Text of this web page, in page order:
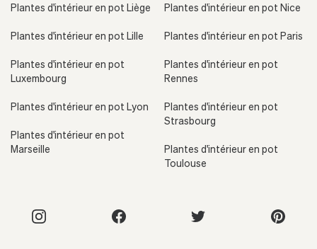
Plantes d'intérieur en pot Liège
Plantes d'intérieur en pot Lille
Plantes d'intérieur en pot
Luxembourg
Plantes d'intérieur en pot Lyon
Plantes d'intérieur en pot
Marseille
Plantes d'intérieur en pot Nice
Plantes d'intérieur en pot Paris
Plantes d'intérieur en pot
Rennes
Plantes d'intérieur en pot
Strasbourg
Plantes d'intérieur en pot
Toulouse